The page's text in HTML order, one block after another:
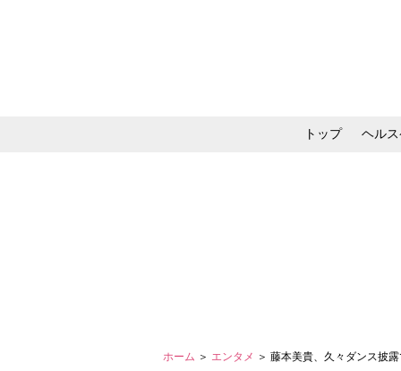
トップ ヘル
ホーム ＞ エンタメ ＞ 藤本美貴、久々ダンス披